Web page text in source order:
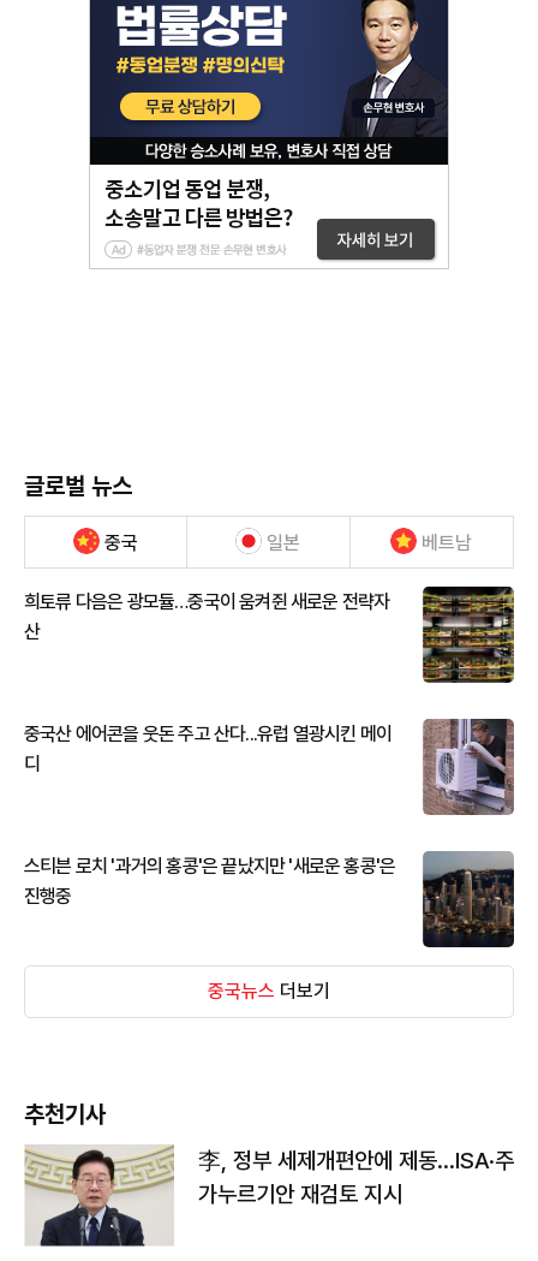
글로벌 뉴스
중국 일본 베트남
희토류 다음은 광모듈…중국이 움켜쥔 새로운 전략자
산
중국산 에어콘을 웃돈 주고 산다...유럽 열광시킨 메이
디
스티븐 로치 '과거의 홍콩'은 끝났지만 '새로운 홍콩'은
진행중
중국뉴스 더보기
추천기사
李, 정부 세제개편안에 제동…ISA·주
가누르기안 재검토 지시